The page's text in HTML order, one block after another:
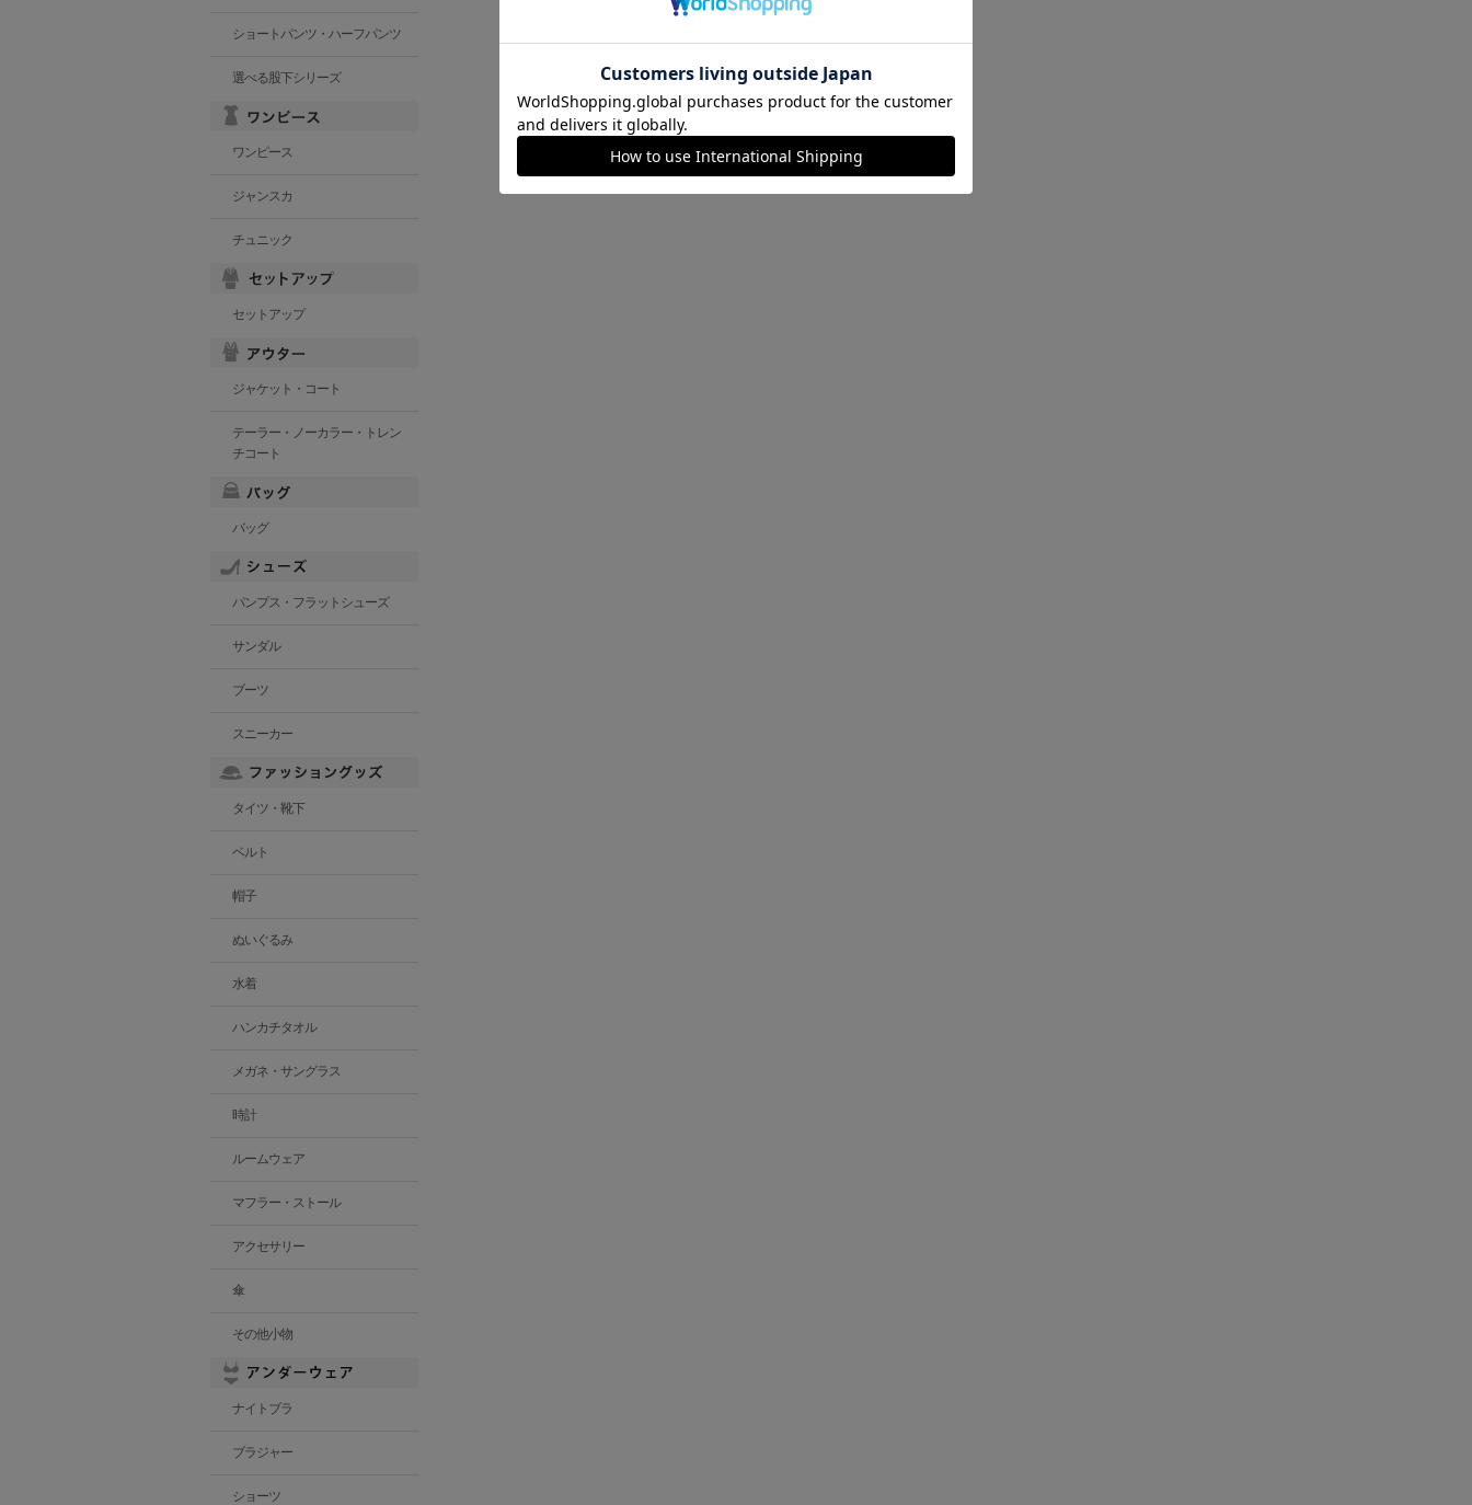
ショートパンツ・ハーフパンツ
選べる股下シリーズ
ワンピース
ジャンスカ
チュニック
セットアップ
ジャケット・コート
テーラー・ノーカラー・トレン
チコート
バッグ
パンプス・フラットシューズ
サンダル
ブーツ
スニーカー
タイツ・靴下
ベルト
帽子
ぬいぐるみ
水着
ハンカチタオル
メガネ・サングラス
時計
ルームウェア
マフラー・ストール
アクセサリー
傘
その他小物
ナイトブラ
ブラジャー
ショーツ